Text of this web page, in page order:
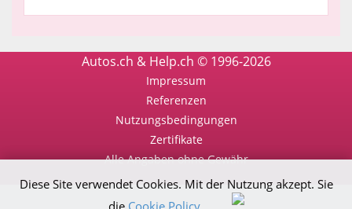
Autos.ch & Help.ch © 1996-2026
Impressum
Referenzen
Nutzungsbedingungen
Zertifikate
Alle Angaben ohne Gewähr
Diese Site verwendet Cookies. Mit der Nutzung akzept. Sie